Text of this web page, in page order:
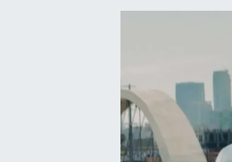
TEKNOLOJİ